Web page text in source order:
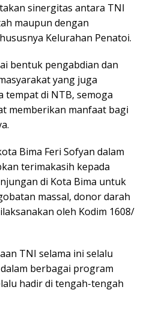
sinergitas antara TNI
maupun dengan
Kelurahan Penatoi.
bentuk pengabdian dan
yang juga
tempat di NTB, semoga
memberikan manfaat bagi
Bima Feri Sofyan dalam
terimakasih kepada
di Kota Bima untuk
massal, donor darah
oleh Kodim 1608/
TNI selama ini selalu
berbagai program
hadir di tengah-tengah